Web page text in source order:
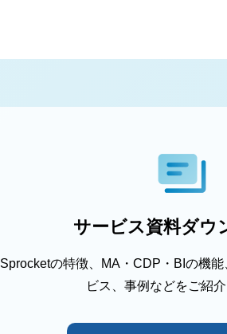
サービス資料ダウ
Sprocketの特徴、MA・CDP・BIの機
ビス、事例などをご紹介